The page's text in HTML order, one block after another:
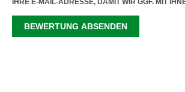
IHRE E-MAIL-ADRESSE, DAMIT WIR GGF. MIT